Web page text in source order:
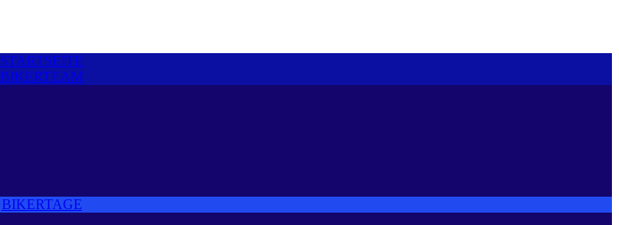
STARTSEITE
BIKERTEAM
BIKERTAGE